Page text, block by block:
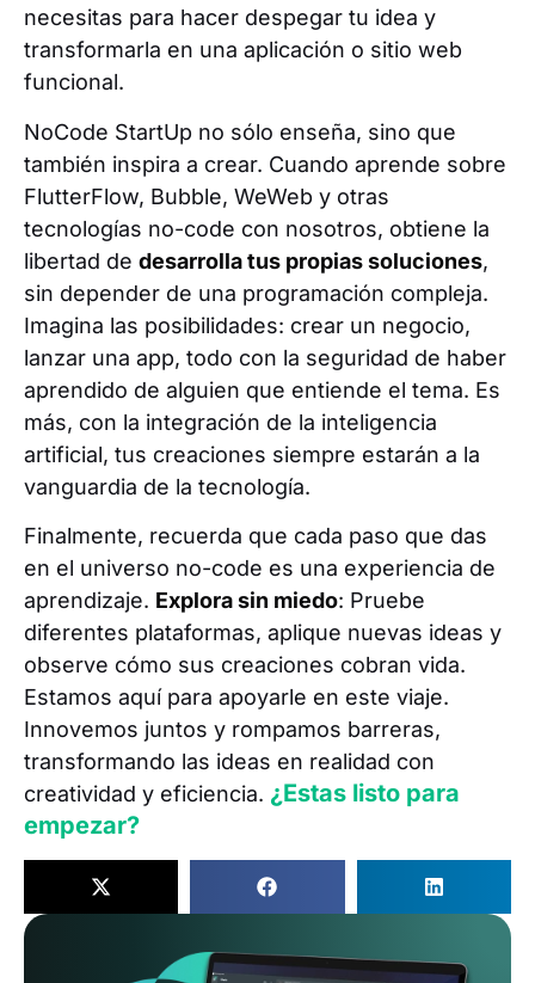
necesitas para hacer despegar tu idea y
transformarla en una aplicación o sitio web
funcional.
NoCode StartUp no sólo enseña, sino que
también inspira a crear. Cuando aprende sobre
FlutterFlow, Bubble, WeWeb y otras
tecnologías no-code con nosotros, obtiene la
libertad de desarrolla tus propias soluciones,
sin depender de una programación compleja.
Imagina las posibilidades: crear un negocio,
lanzar una app, todo con la seguridad de haber
aprendido de alguien que entiende el tema. Es
más, con la integración de la inteligencia
artificial, tus creaciones siempre estarán a la
vanguardia de la tecnología.
Finalmente, recuerda que cada paso que das
en el universo no-code es una experiencia de
aprendizaje. Explora sin miedo: Pruebe
diferentes plataformas, aplique nuevas ideas y
observe cómo sus creaciones cobran vida.
Estamos aquí para apoyarle en este viaje.
Innovemos juntos y rompamos barreras,
transformando las ideas en realidad con
creatividad y eficiencia. ¿Estas listo para
empezar?